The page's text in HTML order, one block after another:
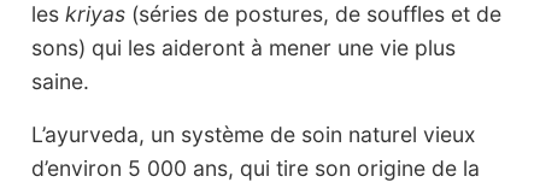
leskriyas (séries de postures, de souffles et de
sons) qui les aideront à mener une vie plus
saine.
L’ayurveda, un système de soin naturel vieux
d’environ 5 000 ans, qui tire son origine de la